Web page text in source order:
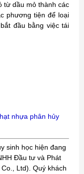
từ dầu mỏ thành các
phương tiện để loại
đầu bằng việc tái
hạt nhựa phân hủy
sinh học hiện đang
Đầu tư và Phát
Ltd). Quý khách